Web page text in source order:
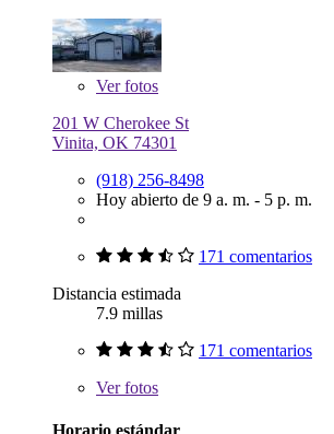
Verfotos
201 W Cherokee St
Vinita, OK 74301
(918) 256-8498
Hoy abierto de 9 a. m. - 5 p. m.
171 comentarios
Distancia estimada
7.9 millas
171 comentarios
Verfotos